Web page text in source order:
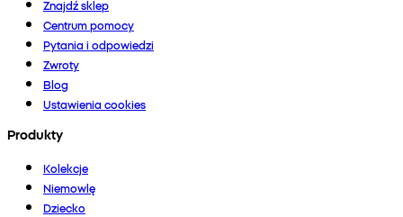
Znajdź sklep
Centrum pomocy
Pytania i odpowiedzi
Zwroty
Blog
Ustawienia cookies
Produkty
Kolekcje
Niemowlę
Dziecko